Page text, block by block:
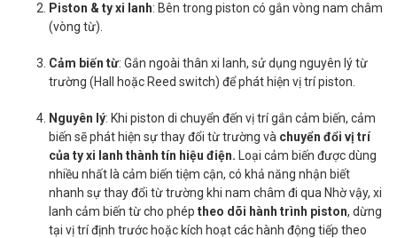
Piston & ty xi lanh: Bên trong piston có gắn vòng nam châm
(vòng từ).
Cảm biến từ: Gắn ngoài thân xi lanh, sử dụng nguyên lý từ
trường (Hall hoặc Reed switch) để phát hiện vị trí piston.
Nguyên lý: Khi piston di chuyển đến vị trí gắn cảm biến, cảm
biến sẽ phát hiện sự thay đổi từ trường và chuyển đổi vị trí
của ty xi lanh thành tín hiệu điện.
Loại cảm biến được dùng
nhiều nhất là cảm biến tiệm cận, có khả năng nhận biết
nhanh sự thay đổi từ trường khi nam châm đi qua Nhờ vậy, xi
lanh cảm biến từ cho phép theo dõi hành trình piston, dừng
tại vị trí định trước hoặc kích hoạt các hành động tiếp theo